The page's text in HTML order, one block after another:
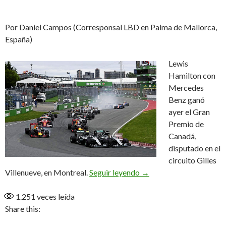
Por Daniel Campos (Corresponsal LBD en Palma de Mallorca,
España)
Lewis
Hamilton con
Mercedes
Benz ganó
ayer el Gran
Premio de
Canadá,
disputado en el
circuito Gilles
Villenueve, en Montreal. Seguir leyendo Hamilton, por gentileza
→
1.251 veces leída
Share this: